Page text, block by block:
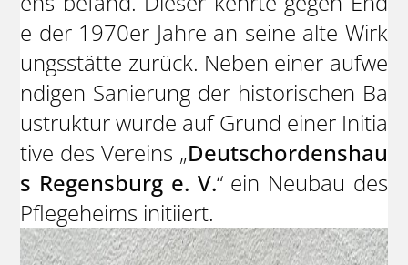
e der 1970er Jahre an seine alte Wirk
ungsstätte zurück. Neben einer aufwe
ndigen Sanierung der historischen Ba
ustruktur wurde auf Grund einer Initia
tive des Vereins „Deutschordenshau
s Regensburg e. V.“ ein Neubau des
Pflegeheims initiiert.